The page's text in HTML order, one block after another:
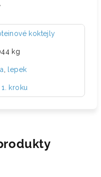
koktejly
kg
, lepek
kroku